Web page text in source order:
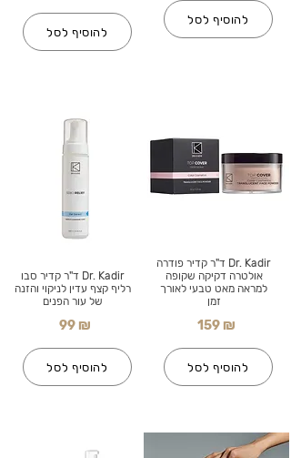
להוסיף לסל
Dr. Kadir ד"ר קדיר סבו
רליף קצף עדין לניקוי והזנה
של עור הפנים
99 ₪
להוסיף לסל
להוסיף לסל
Dr. Kadir ד"ר קדיר פודרה
אולטרה דקיקה שקופה
למראה מאט טבעי לאורך
זמן
159 ₪
להוסיף לסל